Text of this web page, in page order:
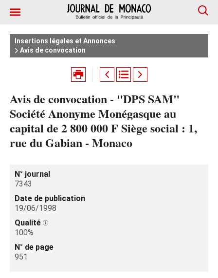
Insertions légales et Annonces
Avis de convocation
Avis de convocation - "DPS SAM"
Société Anonyme Monégasque au
capital de 2 800 000 F Siège social : 1,
rue du Gabian - Monaco
N° journal
7343
Date de publication
19/06/1998
Qualité
100%
N° de page
951